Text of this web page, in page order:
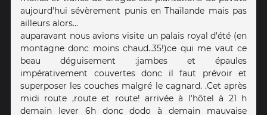
aujourd'hui sévèrement punis en Thaïlande mais pas
ailleurs alors...
auparavant nous avions visite un palais royal d'été (en
montagne donc moins chaud..35!)ce qui me vaut ce
beau déguisement :jambes et épaules
impérativement couvertes donc il faut prévoir et
superposer les couches malgré le cagnard. .Cet après
midi route ,route et route! arrivée à l'hôtel à 21 h
demain lever 6h donc dodo à demain mauvaise